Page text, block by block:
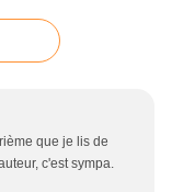
que je lis de
c'est sympa.